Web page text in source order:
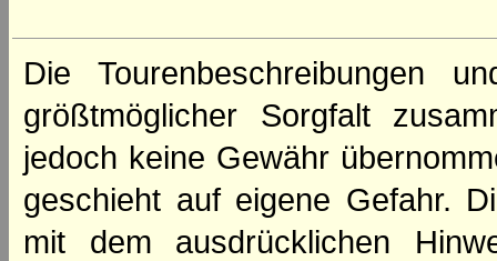
Die Tourenbeschreibungen
größtmöglicher Sorgfalt
jedoch keine Gewähr
geschieht auf eigene Gefahr.
mit dem ausdrücklichen